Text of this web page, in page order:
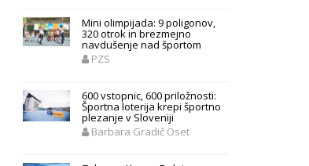
Mini olimpijada: 9 poligonov,
320 otrok in brezmejno
navdušenje nad športom
PZS
600 vstopnic, 600 priložnosti:
Športna loterija krepi športno
plezanje v Sloveniji
Barbara Gradič Oset